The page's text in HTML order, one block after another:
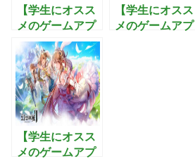
【学生にオスス
メのゲームアプ
リ】恋庭：ゲー
ムをしながら恋
活できるマッチ
ングアプリ！
【学生にオスス
メのゲームアプ
【学生にオスス
メのゲームアプ